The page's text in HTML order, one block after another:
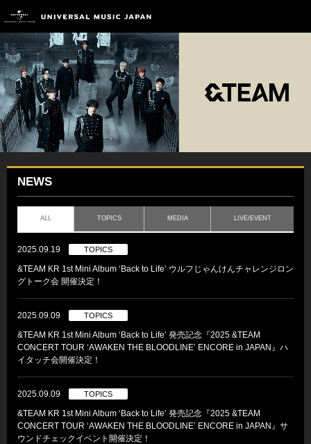
NEWS
ALL TOPICS MEDIA LIVE/EVENT
2025.09.19 TOPICS
&TEAM KR 1st Mini Album ‘Back to Life’ ウルフじゃんけんチャレンジロン
グトーク会 開催決定！
2025.09.09 TOPICS
&TEAM KR 1st Mini Album ‘Back to Life’ 発売記念『2025 &TEAM
CONCERT TOUR ‘AWAKEN THE BLOODLINE’ ENCORE in JAPAN』ハ
イタッチ会開催決定！
2025.09.09 TOPICS
&TEAM KR 1st Mini Album ‘Back to Life’ 発売記念『2025 &TEAM
CONCERT TOUR ‘AWAKEN THE BLOODLINE’ ENCORE in JAPAN』サ
ウンドチェックイベント開催決定！